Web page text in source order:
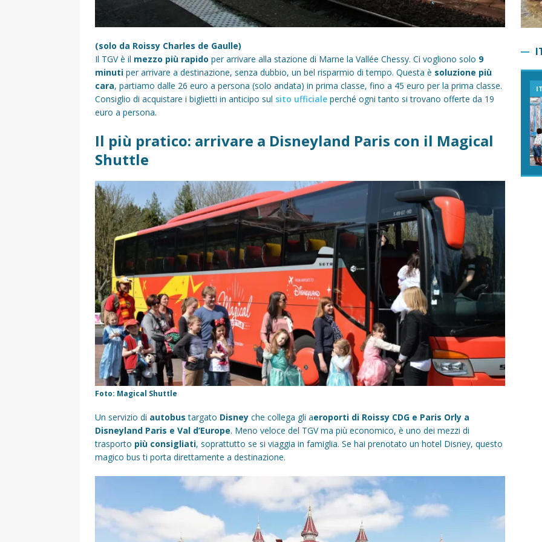
(solo da Roissy Charles de Gaulle)
Il TGV è il mezzo più rapido per arrivare alla stazione di Marne la Vallée Chessy. Ci vogliono solo 9
minuti per arrivare a destinazione, senza dubbio, un bel risparmio di tempo. Questa è soluzione più
cara, partiamo dalle 26 euro a persona (solo andata) in prima classe, fino a 45 euro per la prima classe.
Consiglio di acquistare i biglietti in anticipo sul sito ufficiale perché ogni tanto si trovano offerte da 19
euro a persona.
Il più pratico: arrivare a Disneyland Paris con il Magical
Shuttle
Foto: Magical Shuttle
Un servizio di autobus targato Disney che collega gli aeroporti di Roissy CDG e Paris Orly a
Disneyland Paris e Val d’Europe. Meno veloce del TGV ma più economico, è uno dei mezzi di
trasporto più consigliati, soprattutto se si viaggia in famiglia. Se hai prenotato un hotel Disney, questo
magico bus ti porta direttamente a destinazione.